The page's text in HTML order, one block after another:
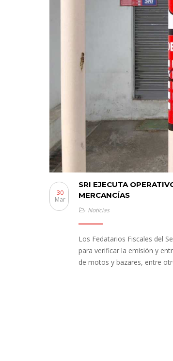
SRI EJECUTA
MERCANCÍAS
30
Mar
Noticias
Los Fedatarios Fiscales del
para verificar la emisión y
de motos y bazares, entre